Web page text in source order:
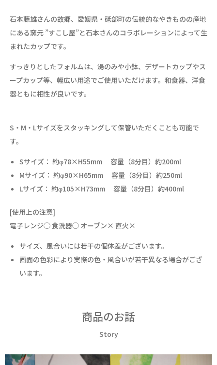
石本藤雄さんの故郷、愛媛県・砥部町の伝統的なやきものの産地
にある窯元 ”すこし屋”と石本さんのコラボレーションによって生
まれたカップです。
すっきりとしたフォルムは、湯のみや小鉢、デザートカップやス
ープカップ等、幅広い用途でご使用いただけます。和食器、洋食
器ともに相性が良いです。
S・M・Lサイズをスタッキングして保管いただくことも可能で
す。
Sサイズ： 約φ78×H55mm 容量（8分目）約200ml
Mサイズ： 約φ90×H65mm 容量（8分目）約250ml
Lサイズ： 約φ105×H73mm 容量（8分目）約400ml
[使用上の注意]
電子レンジ◯ 食洗器◯ オーブン× 直火×
サイズ、風合いには若干の個体差がございます。
画面の色彩により実際の色・風合いが若干異なる場合がござ
います。
商品のお話
Story